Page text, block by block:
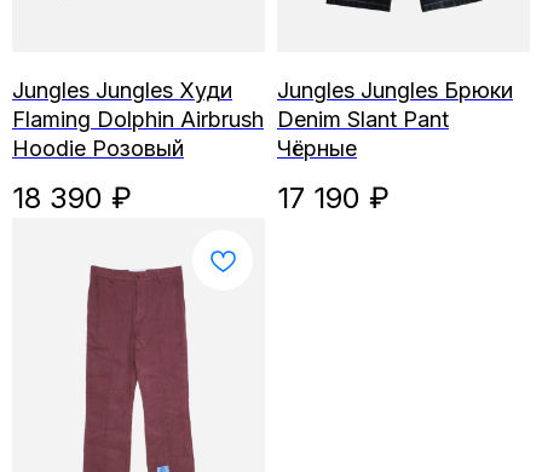
Jungles Jungles Худи
Flaming Dolphin Airbrush
Hoodie Розовый
18 390 ₽
Jungles Jungles Брюки
Denim Slant Pant
Чёрные
17 190 ₽